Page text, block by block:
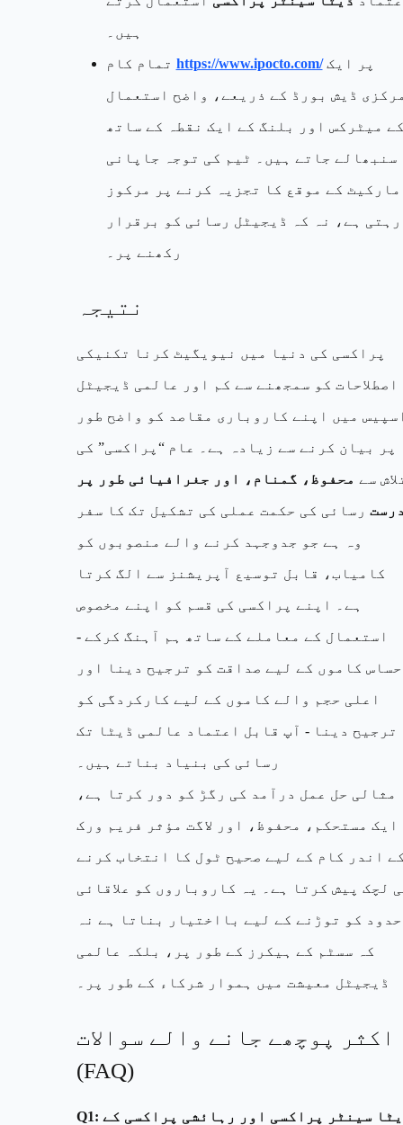
ہیں۔
https://www.ipocto.com/پر ایک
ڈیش بورڈ کے ذریعے، واضح استعمال
میٹرکس اور بلنگ کے ایک نقطہ کے ساتھ
سنبھالے جاتے ہیں۔ ٹیم کی توجہ جاپانی
مارکیٹ کے موقع کا تجزیہ کرنے پر مرکوز
رہتی ہے، نہ کہ ڈیجیٹل رسائی کو برقرار
رکھنے پر۔
نتیجہ
پراکسی کی دنیا میں نیویگیٹ کرنا تکنیکی
اصطلاحات کو سمجھنے سے کم اور عالمی ڈیجیٹل
میں اپنے کاروباری مقاصد کو واضح طور
پر بیان کرنے سے زیادہ ہے۔ عام “پراکسی” کی
سے محفوظ، گمنام، اور جغرافیائی طور پر
رسائی کی حکمت عملی کی تشکیل تک کا سفر
وہ ہے جو جدوجہد کرنے والے منصوبوں کو
کامیاب، قابل توسیع آپریشنز سے الگ کرتا
ہے۔ اپنے پراکسی کی قسم کو اپنے مخصوص
استعمال کے معاملے کے ساتھ ہم آہنگ کرکے -
حساس کاموں کے لیے صداقت کو ترجیح دینا اور
اعلی حجم والے کاموں کے لیے کارکردگی کو
ترجیح دینا - آپ قابل اعتماد عالمی ڈیٹا تک
رسائی کی بنیاد بناتے ہیں۔
مثالی حل عمل درآمد کی رگڑ کو دور کرتا ہے،
ایک مستحکم، محفوظ، اور لاگت مؤثر فریم ورک
اندر کام کے لیے صحیح ٹول کا انتخاب کرنے
لچک پیش کرتا ہے۔ یہ کاروباروں کو علاقائی
حدود کو توڑنے کے لیے بااختیار بناتا ہے نہ
کہ سسٹم کے ہیکرز کے طور پر، بلکہ عالمی
ڈیجیٹل معیشت میں ہموار شرکاء کے طور پر۔
اکثر پوچھے جانے والے سوالات
(FAQ)
Q1: ڈیٹا سینٹر پراکسی اور رہائشی پراکسی کے